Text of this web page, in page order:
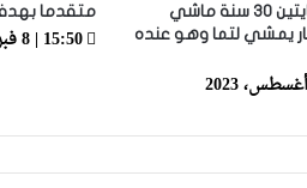
للخليج دابا فايتين 30 سنة ماشي
يمشي لتما وهو عنده
متقدما
15:50 | 8 فبراير، 2019